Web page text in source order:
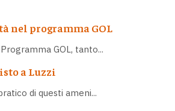
nel programma GOL
GOL, tanto...
a Luzzi
di questi ameni...